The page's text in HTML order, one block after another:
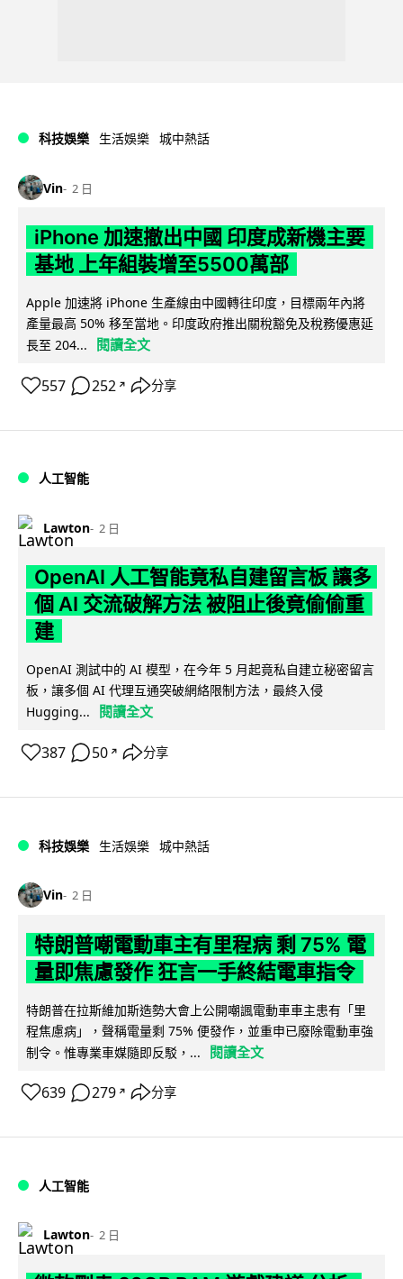
科技娛樂 生活娛樂 城中熱話
Vin 2 日
iPhone 加速撤出中國 印度成新機主要
基地 上年組裝增至5500萬部
Apple 加速將 iPhone 生產線由中國轉往印度，目標兩年內將
產量最高 50% 移至當地。印度政府推出關稅豁免及稅務優惠延
長至 204...
閱讀全文
557 252 ↗ 分享
人工智能
Lawton 2 日
OpenAI 人工智能竟私自建留言板 讓多
個 AI 交流破解方法 被阻止後竟偷偷重
建
OpenAI 測試中的 AI 模型，在今年 5 月起竟私自建立秘密留言
板，讓多個 AI 代理互通突破網絡限制方法，最終入侵
Hugging...
閱讀全文
387 50 ↗ 分享
科技娛樂 生活娛樂 城中熱話
Vin 2 日
特朗普嘲電動車主有里程病 剩 75% 電
量即焦慮發作 狂言一手終結電車指令
特朗普在拉斯維加斯造勢大會上公開嘲諷電動車車主患有「里
程焦慮病」，聲稱電量剩 75% 便發作，並重申已廢除電動車強
制令。惟專業車媒隨即反駁，...
閱讀全文
639 279 ↗ 分享
人工智能
Lawton 2 日